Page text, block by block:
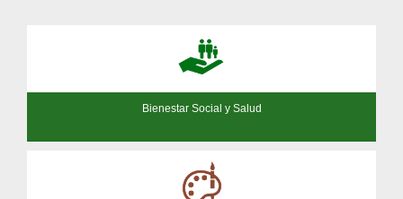
Bienestar Social y Salud